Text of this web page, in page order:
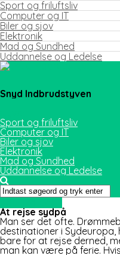
Sport og friluftsliv
Computer og IT
Biler og sjov
Elektronik
Mad og Sundhed
Uddannelse og Ledelse
Snyd Indbrudstyven
Sport og friluftsliv
Computer og IT
Biler og sjov
Elektronik
Mad og Sundhed
Uddannelse og Ledelse
At rejse sydpå
Man ser det ofte.
destinationer i Sydeuropa,
bare for at rejse derned,
man kan være på ferie.